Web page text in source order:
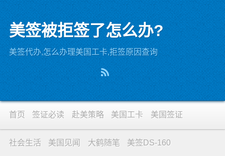
美签被拒签了怎么办?
美签代办,怎么办理美国工卡,拒签原因查询
首页 签证必读 赴美策略 美国工卡 美国签证
社会生活 美国见闻 大鹤随笔 美签DS-160